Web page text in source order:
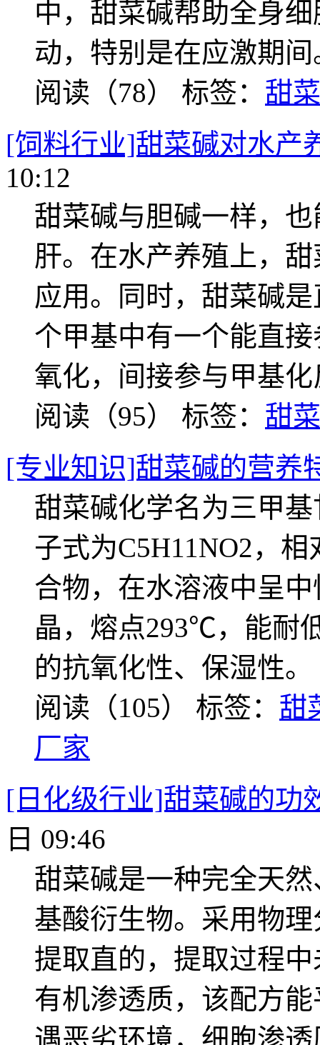
中，甜菜碱帮助全身
动，特别是在应激期间
阅读（78） 标签： 甜
[饲料行业]甜菜碱对水产
10:12
甜菜碱与胆碱一样，
肝。在水产养殖上，
应用。同时，甜菜碱
个甲基中有一个能直
氧化，间接参与甲基
阅读（95） 标签： 甜
[专业知识]甜菜碱的营养
甜菜碱化学名为三甲
子式为C5H11NO2，
合物，在水溶液中呈
晶，熔点293℃，能耐
的抗氧化性、保湿性。
阅读（105） 标签： 甜
厂家
[日化级行业]甜菜碱的功
日 09:46
甜菜碱是一种完全天
基酸衍生物。采用物
提取直的，提取过程
有机渗透质，该配方
遇恶劣环境，细胞渗